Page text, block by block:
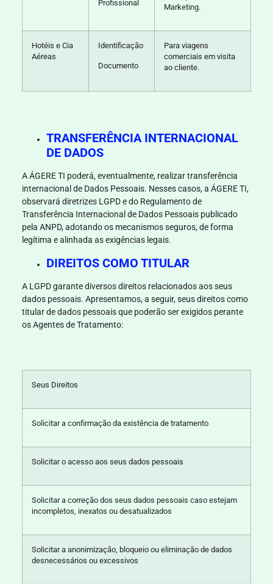
Profissional
Marketing.
Hotéis e Cia
Aéreas
Identificação
Documento
Para viagens
comerciais em visita
ao cliente.
TRANSFERÊNCIA INTERNACIONAL
DE DADOS
AÁGERE TI poderá, eventualmente, realizar transferência
internacional de Dados Pessoais. Nesses casos, a ÁGERE TI,
observará diretrizes LGPD e do Regulamento de
Transferência Internacional de Dados Pessoais publicado
pela ANPD, adotando os mecanismos seguros, de forma
legítima e alinhada as exigências legais.
DIREITOS COMO TITULAR
A LGPD garante diversos direitos relacionados aos seus
dados pessoais. Apresentamos, a seguir, seus direitos como
titular de dados pessoais que poderão ser exigidos perante
os Agentes de Tratamento:
Seus Direitos
Solicitar a confirmação da existência de tratamento
Solicitar o acesso aos seus dados pessoais
Solicitar a correção dos seus dados pessoais caso estejam
incompletos, inexatos ou desatualizados
Solicitar a anonimização, bloqueio ou eliminação de dados
desnecessários ou excessivos